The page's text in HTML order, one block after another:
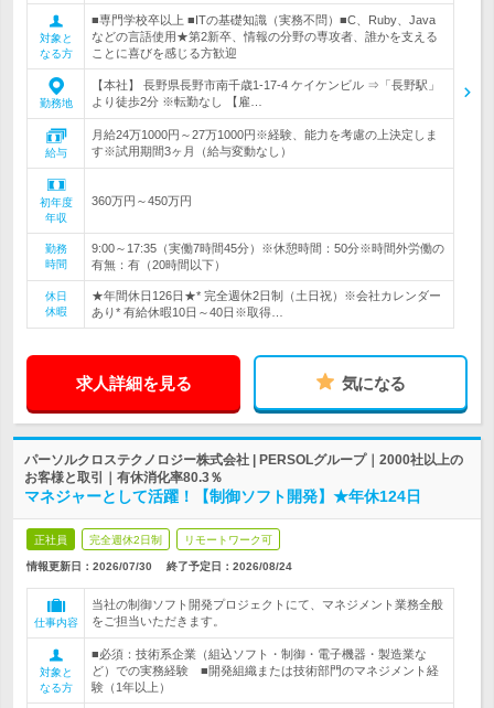
対象と
なる方
■専門学校卒以上 ■ITの基礎知識（実務不問）■C、Ruby、Java
などの言語使用★第2新卒、情報の分野の専攻者、誰かを支える
ことに喜びを感じる方歓迎
勤務地
【本社】 長野県長野市南千歳1-17-4 ケイケンビル ⇒「長野駅」
より徒歩2分 ※転勤なし 【雇…
給与
月給24万1000円～27万1000円※経験、能力を考慮の上決定しま
す※試用期間3ヶ月（給与変動なし）
初年度
年収
360万円～450万円
勤務
時間
9:00～17:35（実働7時間45分）※休憩時間：50分※時間外労働の
有無：有（20時間以下）
休日
休暇
★年間休日126日★* 完全週休2日制（土日祝）※会社カレンダー
あり* 有給休暇10日～40日※取得…
求人詳細を見る 気になる
パーソルクロステクノロジー株式会社 | PERSOLグループ｜2000社以上の
お客様と取引｜有休消化率80.3％
マネジャーとして活躍！【制御ソフト開発】★年休124日
正社員 完全週休2日制 リモートワーク可
情報更新日：2026/07/30 終了予定日： 2026/08/24
仕事内容
当社の制御ソフト開発プロジェクトにて、マネジメント業務全般
をご担当いただきます。
対象と
なる方
■必須：技術系企業（組込ソフト・制御・電子機器・製造業な
ど）での実務経験 ■開発組織または技術部門のマネジメント経
験（1年以上）